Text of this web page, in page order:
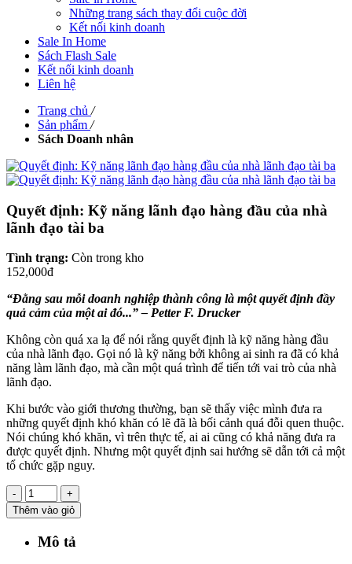
Những trang sách thay đổi cuộc đời
Kết nối kinh doanh
Sale In Home
Sách Flash Sale
Kết nối kinh doanh
Liên hệ
Trang chủ /
Sản phẩm /
Sách Doanh nhân
Quyết định: Kỹ năng lãnh đạo hàng đầu của nhà
lãnh đạo tài ba
Tình trạng: Còn trong kho
152,000đ
“Đằng sau mỗi doanh nghiệp thành công là một quyết định đầy
quả cảm của một ai đó...” – Petter F. Drucker
Không còn quá xa lạ để nói rằng quyết định là kỹ năng hàng đầu
của nhà lãnh đạo. Gọi nó là kỹ năng bởi không ai sinh ra đã có khả
năng làm lãnh đạo, mà cần một quá trình để tiến tới vai trò của nhà
lãnh đạo.
Khi bước vào giới thương thường, bạn sẽ thấy việc mình đưa ra
những quyết định khó khăn có lẽ đã là bối cảnh quá đỗi quen thuộc.
Nói chúng khó khăn, vì trên thực tế, ai ai cũng có khả năng đưa ra
được quyết định. Nhưng một quyết định sai hướng sẽ dẫn tới cả một
tổ chức gặp nguy.
-
+
Thêm vào giỏ
Mô tả